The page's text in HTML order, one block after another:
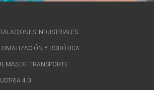
INDUSTRIALES
Y ROBÓTICA
DE TRANSPORTE
4.0